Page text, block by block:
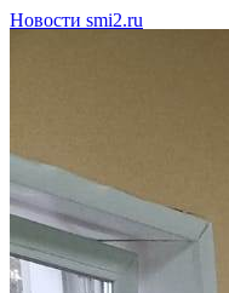
Новости smi2.ru